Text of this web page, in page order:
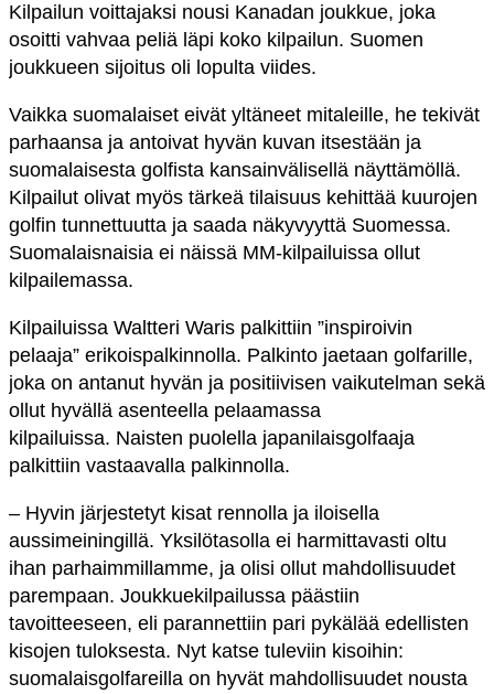
Kilpailun voittajaksi nousi Kanadan joukkue, joka
osoitti vahvaa peliä läpi koko kilpailun. Suomen
joukkueen sijoitus oli lopulta viides.
Vaikka suomalaiset eivät yltäneet mitaleille, he tekivät
parhaansa ja antoivat hyvän kuvan itsestään ja
suomalaisesta golfista kansainvälisellä näyttämöllä.
Kilpailut olivat myös tärkeä tilaisuus kehittää kuurojen
golfin tunnettuutta ja saada näkyvyyttä Suomessa.
Suomalaisnaisia ei näissä MM-kilpailuissa ollut
kilpailemassa.
Kilpailuissa Waltteri Waris palkittiin ”inspiroivin
pelaaja” erikoispalkinnolla. Palkinto jaetaan golfarille,
joka on antanut hyvän ja positiivisen vaikutelman sekä
ollut hyvällä asenteella pelaamassa
kilpailuissa. Naisten puolella japanilaisgolfaaja
palkittiin vastaavalla palkinnolla.
– Hyvin järjestetyt kisat rennolla ja iloisella
aussimeiningillä. Yksilötasolla ei harmittavasti oltu
ihan parhaimmillamme, ja olisi ollut mahdollisuudet
parempaan. Joukkuekilpailussa päästiin
tavoitteeseen, eli parannettiin pari pykälää edellisten
kisojen tuloksesta. Nyt katse tuleviin kisoihin:
suomalaisgolfareilla on hyvät mahdollisuudet nousta